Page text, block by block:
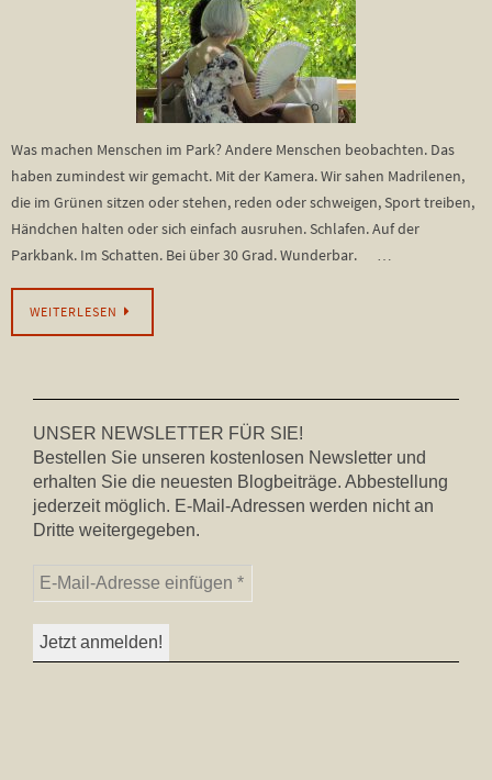
Was machen Menschen im Park? Andere Menschen beobachten. Das
haben zumindest wir gemacht. Mit der Kamera. Wir sahen Madrilenen,
die im Grünen sitzen oder stehen, reden oder schweigen, Sport treiben,
Händchen halten oder sich einfach ausruhen. Schlafen. Auf der
Parkbank. Im Schatten. Bei über 30 Grad. Wunderbar. …
WEITERLESEN
UNSER NEWSLETTER FÜR SIE!
Bestellen Sie unseren kostenlosen Newsletter und
erhalten Sie die neuesten Blogbeiträge. Abbestellung
jederzeit möglich. E-Mail-Adressen werden nicht an
Dritte weitergegeben.